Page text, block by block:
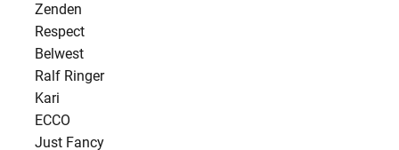
Zenden
Respect
Belwest
Ralf Ringer
Kari
ECCO
Just Fancy